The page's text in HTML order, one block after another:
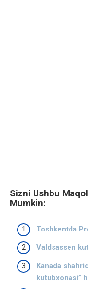
Sizni Ushbu
Mumkin:
Toshkentda
Valdsassen
Kanada
kutubxonasi”